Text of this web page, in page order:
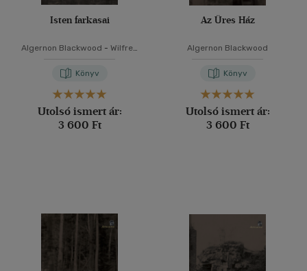
Isten farkasai
Algernon Blackwood - Wilfred
Könyv
Utolsó ismert ár:
3 600 Ft
Az Üres Ház
Algernon Blackwood
Könyv
Utolsó ismert ár:
3 600 Ft